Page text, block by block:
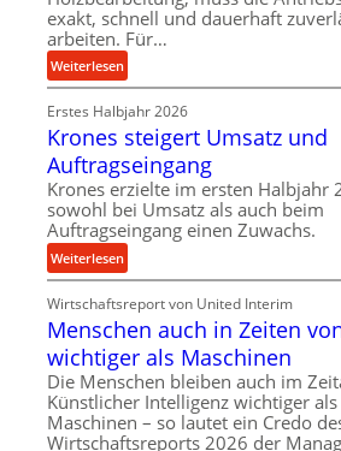
d
s
e
n
s
o
r
e
n
i
n
d
e
r
i
e
b
u
n
d
H
y
d
r
a
u
l
i
exakt, schnell und dauerhaft
arbeiten. Für…
Weiterlesen:
P
r
ä
i
s
e
u
n
a
n
g
l
e
Erstes Halbjahr 2026
Krones steigert Umsatz und
Auftragseingang
Krones erzielte im ersten Halbjahr
sowohl bei Umsatz als auch beim
Auftragseingang einen Zuwachs.
Weiterlesen:
K
r
o
e
s
s
t
Wirtschaftsreport von United Interim
Menschen auch in Zeiten
wichtiger als Maschinen
Die Menschen bleiben auch im
Künstlicher Intelligenz wichtiger
Maschinen – so lautet ein Credo
Wirtschaftsreports 2026 der